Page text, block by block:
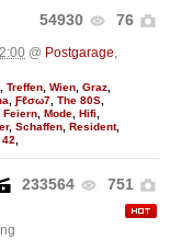
54930 76
@ Postgarage,
Treffen Wien Graz
Ƒℓσω7 The 80S
Feiern Mode Hifi
, Schaffen Resident,
233564 751